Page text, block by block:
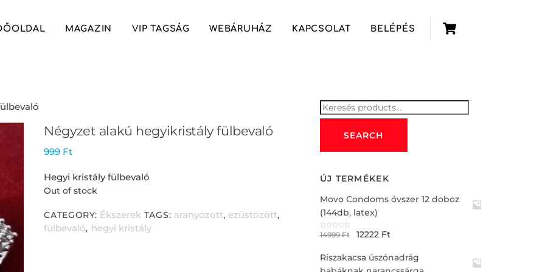
MAGAZIN VIP TAGSÁG WEBÁRUHÁZ KAPCSOLAT BELÉPÉS
Négyzet alakú hegyikristály fülbevaló
999 Ft
Hegyi kristály fülbevaló
Out of stock
CATEGORY: Ékszerek TAGS: aranyozott, ezüstözött,
fülbevaló, hegyi kristály
Keresés
for:
SEARCH
ÚJ TERMÉKEK
Movo Condoms óvszer 12 doboz
(144db, latex)
R
a
d
0
14999Ft 12222 Ft
Riszakacsa úszónadrág